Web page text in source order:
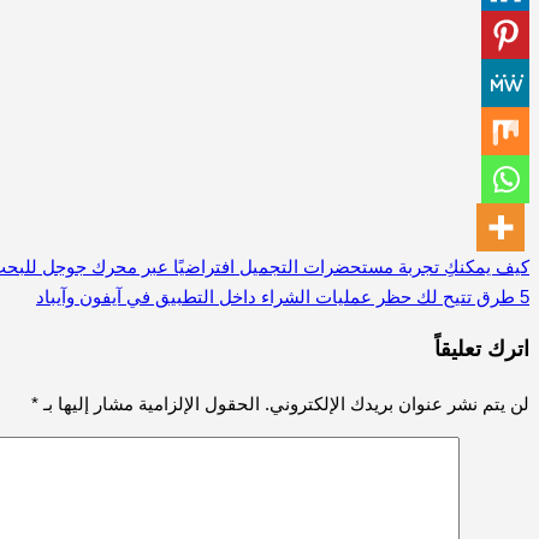
تصفّح
المقالات
كيف يمكنكِ تجربة مستحضرات التجميل افتراضيًا عبر محرك جوجل
5 طرق تتيح لك حظر عمليات الشراء داخل التطبيق في آيفون وآيباد
اترك تعليقاً
لن يتم نشر عنوان بريدك الإلكتروني. الحقول الإلزامية مشار إليها بـ *